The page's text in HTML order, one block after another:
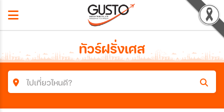
ทัวร์ฝรั่งเศส
ไปเที่ยวไหนดี?